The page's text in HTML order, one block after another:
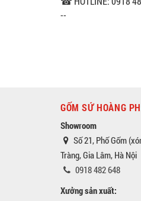
--
GỐM SỨ HOÀNG
Showroom
Số 21, Phố Gốm
Tràng, Gia Lâm, Hà Nội
0918 482 648
Xưởng sản xuất: